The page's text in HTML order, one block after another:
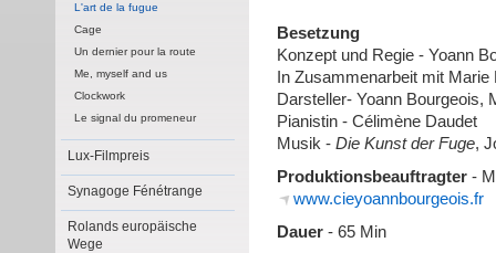
L'art de la fugue
Cage
Un dernier pour la route
Me, myself and us
Clockwork
Le signal du promeneur
Lux-Filmpreis
Synagoge Fénétrange
Rolands europäische
Wege
Besetzung
Konzept und Regie - Yoann
In Zusammenarbeit mit Marie
Darsteller- Yoann Bourgeois,
Pianistin - Célimène Daudet
Musik - Die Kunst der Fuge,
Produktionsbeauftragter -
www.cieyoannbourgeois.fr
Dauer - 65 Min